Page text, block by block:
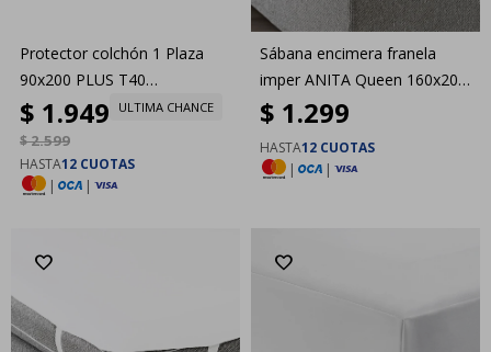
Protector colchón 1 Plaza
90x200 PLUS T40
Dreamzone
$ 1.949
$2.599
ULTIMA CHANCE
HASTA12 CUOTAS
|
|
Sábana encimera franela
imper ANITA Queen 160x200
bl
$ 1.299
HASTA12 CUOTAS
|
|